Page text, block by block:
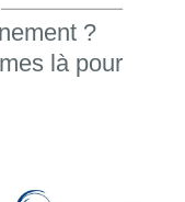
?
là pour